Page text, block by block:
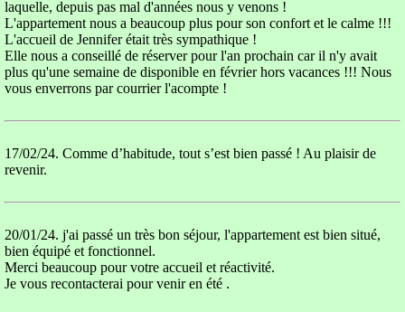
laquelle, depuis pas mal d'années nous y venons !
L'appartement nous a beaucoup plus pour son confort et le calme !!!
L'accueil de Jennifer était très sympathique !
Elle nous a conseillé de réserver pour l'an prochain car il n'y avait
plus qu'une semaine de disponible en février hors vacances !!! Nous
vous enverrons par courrier l'acompte !
17/02/24. Comme d’habitude, tout s’est bien passé ! Au plaisir de
revenir.
20/01/24. j'ai passé un très bon séjour, l'appartement est bien situé,
bien équipé et fonctionnel.
Merci beaucoup pour votre accueil et réactivité.
Je vous recontacterai pour venir en été .